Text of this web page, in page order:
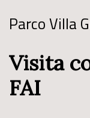
Parco Villa
Visita
FAI